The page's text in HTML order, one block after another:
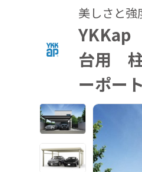
美しさと強
台用
ーポート